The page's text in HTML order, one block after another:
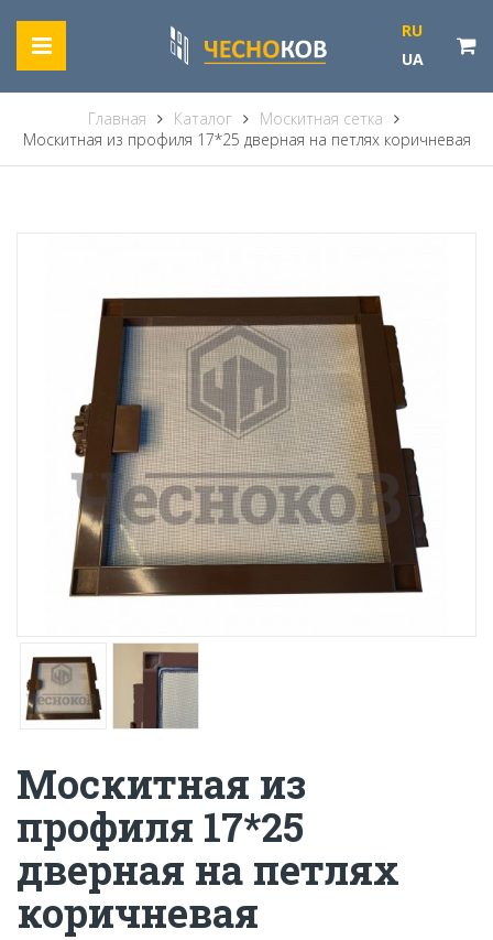
RU
UA
Главная Каталог
Москитная сетка
Москитная из профиля 17*25 дверная на петлях коричневая
Москитная из
профиля 17*25
дверная на петлях
коричневая